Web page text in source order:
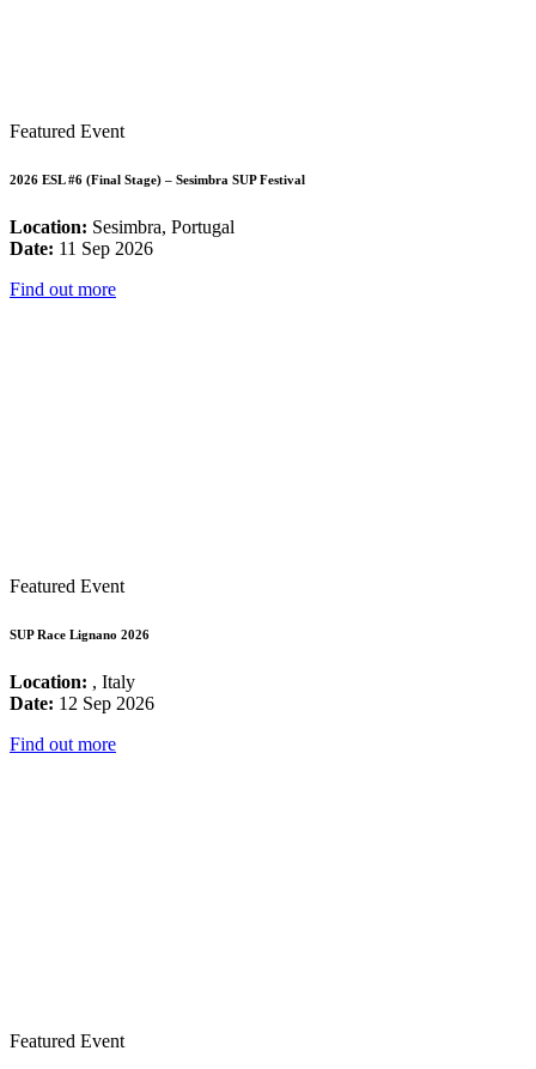
Featured Event
2026 ESL #6 (Final Stage) – Sesimbra SUP Festival
Location: Sesimbra, Portugal
Date: 11 Sep 2026
Find out more
Featured Event
SUP Race Lignano 2026
Location: , Italy
Date: 12 Sep 2026
Find out more
Featured Event